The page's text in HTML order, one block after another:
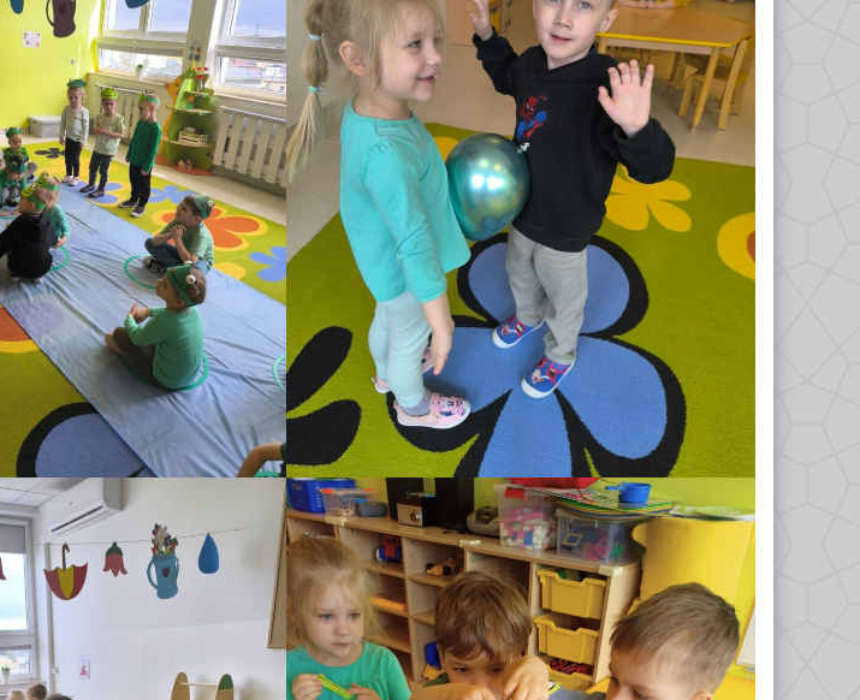
Odkrywcy 2023/2024
Biedronki 2023/2024
Misie 2024/2025
Gwiazdeczki 2024/2025
Kropelki 2024/2025
Liski 2024/2025
Nutki 2024/2025
Odkrywcy 2024/2025
Tropiciele 2024/2025